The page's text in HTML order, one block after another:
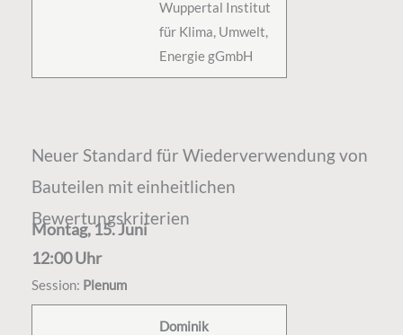
Wuppertal Institut
für Klima, Umwelt,
Energie gGmbH
Neuer Standard für Wiederverwendung von
Bauteilen mit einheitlichen
Bewertungskriterien
Dominik
Montag, 15. Juni
12:00 Uhr
Session: Plenum